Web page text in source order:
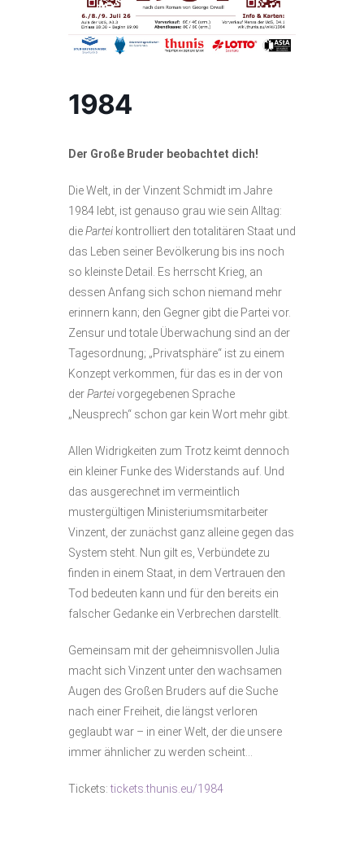
1984
Der Große Bruder beobachtet dich!
Die Welt, in der Vinzent Schmidt im Jahre
1984 lebt, ist genauso grau wie sein Alltag:
diePartei kontrolliert den totalitären Staat und
das Leben seiner Bevölkerung bis ins noch
so kleinste Detail. Es herrscht Krieg, an
dessen Anfang sich schon niemand mehr
erinnern kann; den Gegner gibt die Partei vor.
Zensur und totale Überwachung sind an der
Tagesordnung; „Privatsphäre“ ist zu einem
Konzept verkommen, für das es in der von
derParteivorgegebenen Sprache
„Neusprech“ schon gar kein Wort mehr gibt.
Allen Widrigkeiten zum Trotz keimt dennoch
ein kleiner Funke des Widerstands auf. Und
das ausgerechnet im vermeintlich
mustergültigen Ministeriumsmitarbeiter
Vinzent, der zunächst ganz alleine gegen das
System steht. Nun gilt es, Verbündete zu
finden in einem Staat, in dem Vertrauen den
Tod bedeuten kann und für den bereits ein
falscher Gedanke ein Verbrechen darstellt.
Gemeinsam mit der geheimnisvollen Julia
macht sich Vinzent unter den wachsamen
Augen des Großen Bruders auf die Suche
nach einer Freiheit, die längst verloren
geglaubt war – in einer Welt, der die unsere
immer ähnlicher zu werden scheint…
Tickets:tickets.thunis.eu/1984